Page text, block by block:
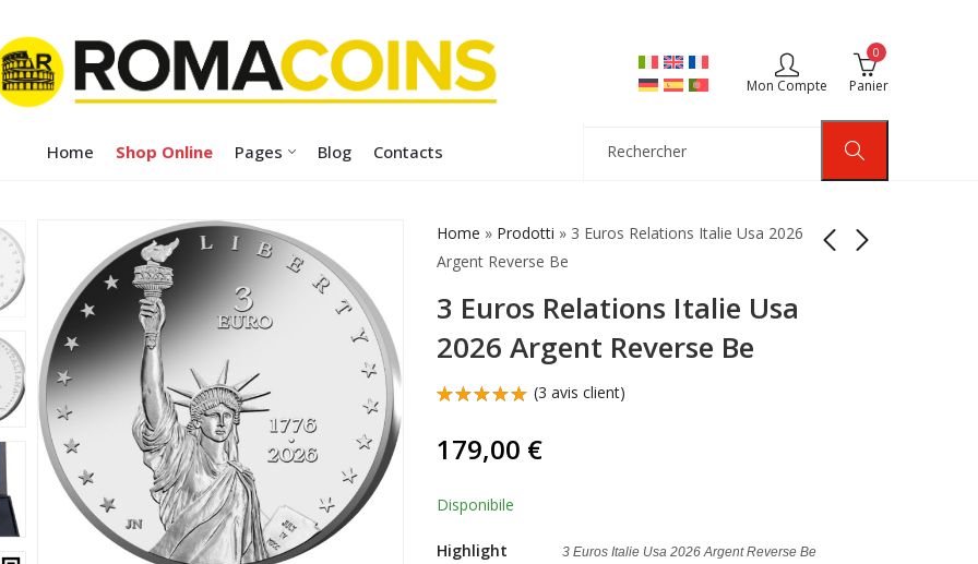
Mon Compte
0
Panier
Home Shop Online Pages Blog Contacts
Home » Prodotti » 3 Euros Relations Italie Usa 2026
Argent Reverse Be
3 Euros Relations Italie Usa
2026 Argent Reverse Be
Triptyque Cuivre Saint
François d'Assise
2026 Pièces 0,75
5 Euros Fondation
Istat Italie 2026
Argent Bu
5 basé
client
(3 avis client)
179,00 €
Disponibile
Highlight 3 Euros Italie Usa 2026 Argent Reverse Be